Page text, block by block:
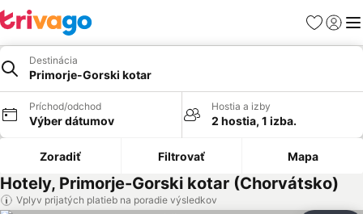
Obľúbené
Destinácia
Primorje-Gorski kotar
Príchod/odchod
Výber dátumov
Hostia a izby
2 hostia, 1 izba.
Zoradiť Filtrovať Mapa
Hotely, Primorje-Gorski kotar (Chorvátsko)
Vplyv prijatých platieb na poradie výsledkov